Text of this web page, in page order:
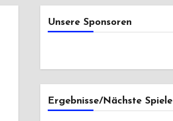
Unsere Sponsoren
Ergebnisse/Nächste Spiele